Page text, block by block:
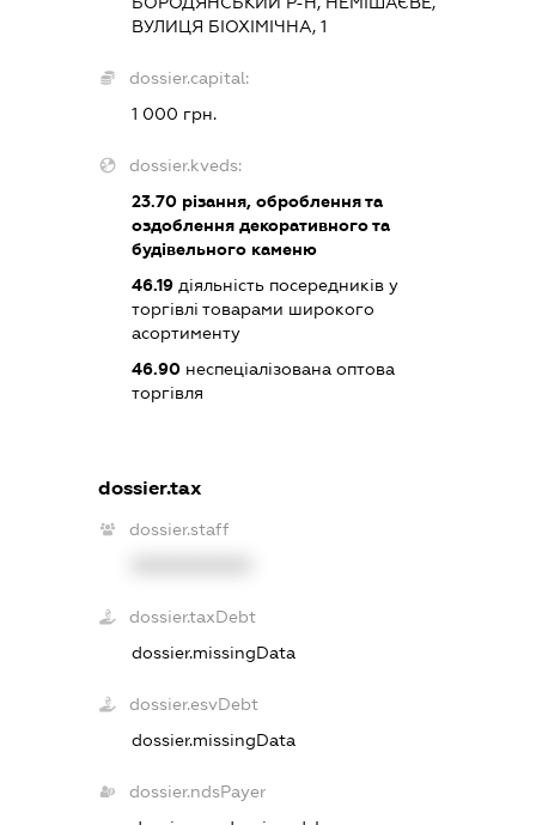
ВУЛИЦЯ БІОХІМІЧНА, 1
dossier.capital:
1 000 грн.
dossier.kveds:
23.70 різання, оброблення та
оздоблення декоративного та
будівельного каменю
46.19 діяльність посередників у
торгівлі товарами широкого
асортименту
46.90 неспеціалізована оптова
торгівля
dossier.tax
dossier.staff
dossier.taxDebt
dossier.missingData
dossier.esvDebt
dossier.missingData
dossier.ndsPayer